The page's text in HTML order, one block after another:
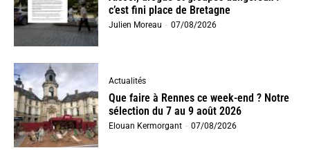
c’est fini place de Bretagne
Julien Moreau - 07/08/2026
Actualités
Que faire à Rennes ce week-end ? Notre
sélection du 7 au 9 août 2026
Elouan Kermorgant - 07/08/2026